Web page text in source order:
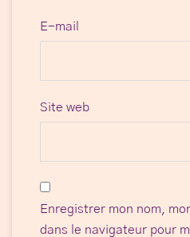
E-mail
Site web
Enregistrer mon nom,
dans le navigateur pour